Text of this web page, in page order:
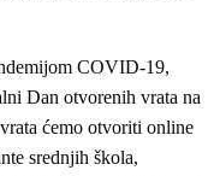
COVID-19,
Dan otvorenih vrata na
ćemo otvoriti online
srednjih škola,